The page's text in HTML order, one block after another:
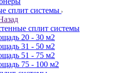
сплит системы
сплит системы
20 - 30 м2
31 - 50 м2
51 - 75 м2
75 - 100 м2